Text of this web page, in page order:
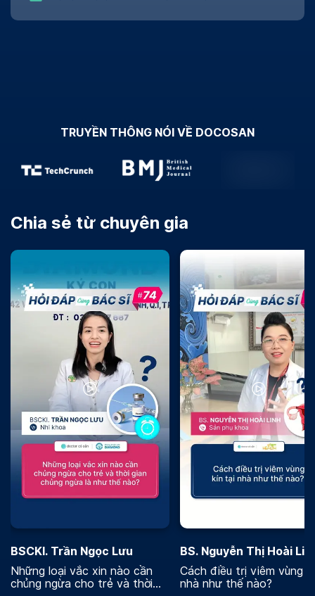
TRUYỀN THÔNG NÓI VỀ DOCOSAN
Chia sẻ từ chuyên gia
BSCKI. Trần Ngọc Lưu
Những loại vắc xin nào cần
chủng ngừa cho trẻ và thời
BS. Nguyễn Thị Hoài
Cách điều trị viêm vùng
nhà như thế nào?